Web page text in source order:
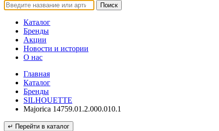
Поиск
Каталог
Бренды
Акции
Новости и истории
О нас
Главная
Каталог
Бренды
SILHOUETTE
Majorica 14759.01.2.000.010.1
↵ Перейти в каталог